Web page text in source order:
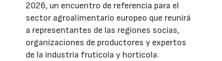
2026, un encuentro de referencia para el
sector agroalimentario europeo que reunirá
a representantes de las regiones socias,
organizaciones de productores y expertos
de la industria frutícola y hortícola.